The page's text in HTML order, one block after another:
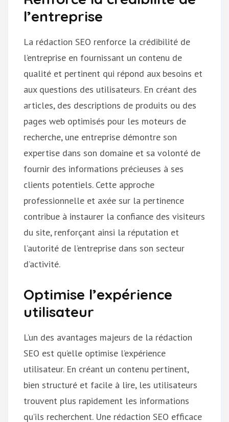
l’entreprise
La rédaction SEO renforce la crédibilité de
l’entreprise en fournissant un contenu de
qualité et pertinent qui répond aux besoins et
aux questions des utilisateurs. En créant des
articles, des descriptions de produits ou des
pages web optimisés pour les moteurs de
recherche, une entreprise démontre son
expertise dans son domaine et sa volonté de
fournir des informations précieuses à ses
clients potentiels. Cette approche
professionnelle et axée sur la pertinence
contribue à instaurer la confiance des visiteurs
du site, renforçant ainsi la réputation et
l’autorité de l’entreprise dans son secteur
d’activité.
Optimise l’expérience
utilisateur
L’un des avantages majeurs de la rédaction
SEO est qu’elle optimise l’expérience
utilisateur. En créant un contenu pertinent,
bien structuré et facile à lire, les utilisateurs
trouvent plus rapidement les informations
qu’ils recherchent. Une rédaction SEO efficace